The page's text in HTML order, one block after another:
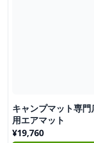
キャンプマット専
用エアマット
¥19,760